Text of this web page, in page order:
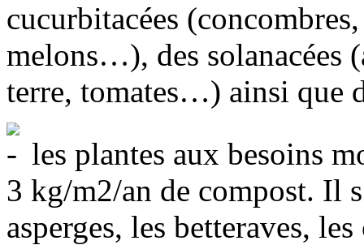
cucurbitacées
melons…), des solanacées
terre, tomates…) ainsi que
les plantes aux besoins
3 kg/m2/an de compost. Il
asperges, les betteraves,